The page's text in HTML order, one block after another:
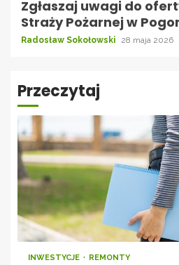
Zgłaszaj uwagi do
Straży Pożarnej w
Radosław Sokołowski 28 maja 2026
Przeczytaj
INWESTYCJE REMONTY